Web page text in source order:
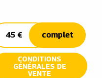
45 € complet
CONDITIONS
GÉNÉRALES DE
VENTE